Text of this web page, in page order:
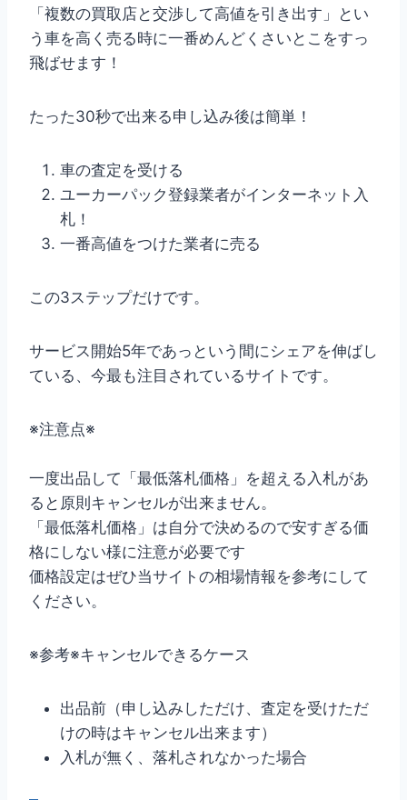
「複数の買取店と交渉して高値を引き出す」とい
う車を高く売る時に一番めんどくさいとこをすっ
飛ばせます！
たった30秒で出来る申し込み後は簡単！
車の査定を受ける
ユーカーパック登録業者がインターネット入
札！
一番高値をつけた業者に売る
この3ステップだけです。
サービス開始5年であっという間にシェアを伸ばし
ている、今最も注目されているサイトです。
※注意点※
一度出品して「最低落札価格」を超える入札があ
ると原則キャンセルが出来ません。
「最低落札価格」は自分で決めるので安すぎる価
格にしない様に注意が必要です
価格設定はぜひ当サイトの相場情報を参考にして
ください。
※参考※キャンセルできるケース
出品前（申し込みしただけ、査定を受けただ
けの時はキャンセル出来ます）
入札が無く、落札されなかった場合